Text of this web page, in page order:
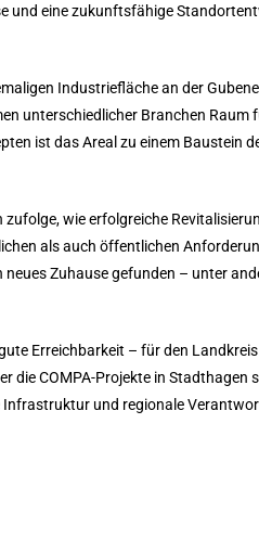
und eine zukunftsfähige
Industriefläche an der
unterschiedlicher Branchen Raum
ist das Areal zu einem Baustein
wie erfolgreiche
als auch öffentlichen
Zuhause gefunden – unter
Erreichbarkeit – für den
COMPA-Projekte in Stadthagen
und regionale